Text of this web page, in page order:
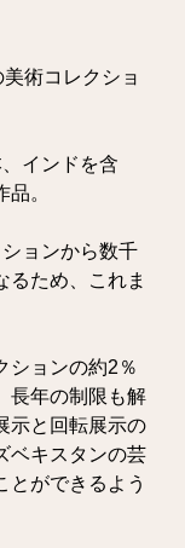
術コレクショ
インドを含
。
ョンから数千
るため、これま
ションの約2％
長年の制限も解
示と回転展示の
ベキスタンの芸
とができるよう